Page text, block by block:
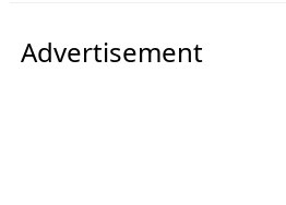
Advertisement